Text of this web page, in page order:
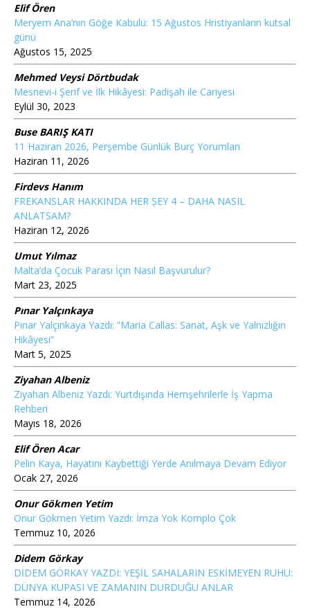
Elif Ören
Meryem Ana’nın Göğe Kabulü: 15 Ağustos Hristiyanların kutsal
günü
Ağustos 15, 2025
Mehmed Veysi Dörtbudak
Mesnevi-i Şerif ve İlk Hikâyesi: Padişah ile Cariyesi
Eylül 30, 2023
Buse BARIŞ KATI
11 Haziran 2026, Perşembe Günlük Burç Yorumları
Haziran 11, 2026
Firdevs Hanım
FREKANSLAR HAKKINDA HER ȘEY 4 – DAHA NASIL
ANLATSAM?
Haziran 12, 2026
Umut Yılmaz
Malta’da Çocuk Parası İçin Nasıl Başvurulur?
Mart 23, 2025
Pınar Yalçınkaya
Pınar Yalçınkaya Yazdı: “Maria Callas: Sanat, Aşk ve Yalnızlığın
Hikâyesi”
Mart 5, 2025
Ziyahan Albeniz
Ziyahan Albeniz Yazdı: Yurtdışında Hemşehrilerle İş Yapma
Rehberi
Mayıs 18, 2026
Elif Ören Acar
Pelin Kaya, Hayatını Kaybettiği Yerde Anılmaya Devam Ediyor
Ocak 27, 2026
Onur Gökmen Yetim
Onur Gökmen Yetim Yazdı: İmza Yok Komplo Çok
Temmuz 10, 2026
Didem Görkay
DİDEM GÖRKAY YAZDI: YEŞİL SAHALARIN ESKİMEYEN RUHU:
DÜNYA KUPASI VE ZAMANIN DURDUĞU ANLAR
Temmuz 14, 2026